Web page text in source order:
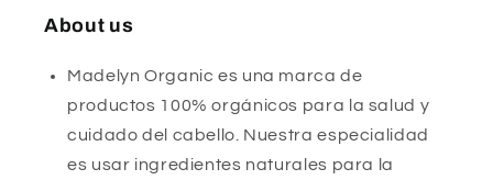
About us
Madelyn Organic es una marca de
productos 100% orgánicos para la salud y
cuidado del cabello. Nuestra especialidad
es usar ingredientes naturales para la